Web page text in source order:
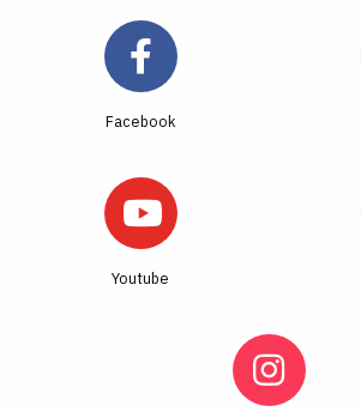
Facebook
Youtube